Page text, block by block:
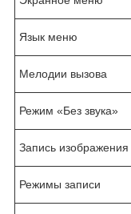
Язык меню
Мелодии вызова
Режим «Без звука»
Запись изображения
Режимы записи